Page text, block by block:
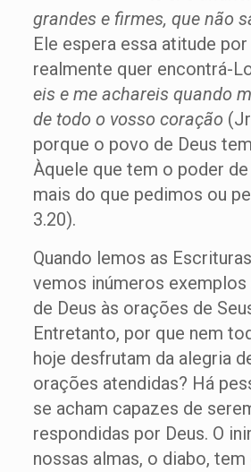
grandes e firmes, que não
Ele espera essa atitude
realmente quer encontrá-
eis e me achareis quando
de todo o vosso coração
porque o povo de Deus
Àquele que tem o poder
mais do que pedimos ou
3.20).
Quando lemos as
vemos inúmeros
de Deus às orações de
Entretanto, por que nem
hoje desfrutam da alegria
orações atendidas? Há
se acham capazes de
respondidas por Deus. O
nossas almas, o diabo, tem